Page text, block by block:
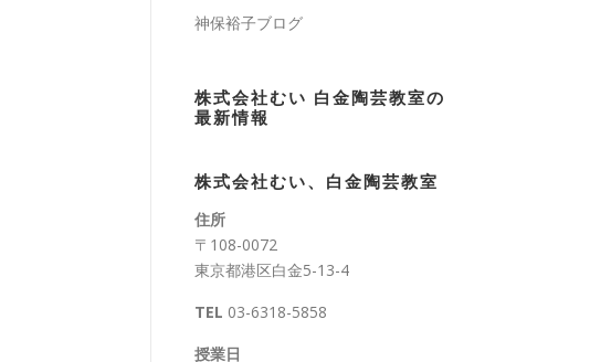
神保裕子ブログ
株式会社むい 白金陶芸教室の
最新情報
株式会社むい、白金陶芸教室
住所
〒108-0072
東京都港区白金5-13-4
TEL 03-6318-5858
授業日